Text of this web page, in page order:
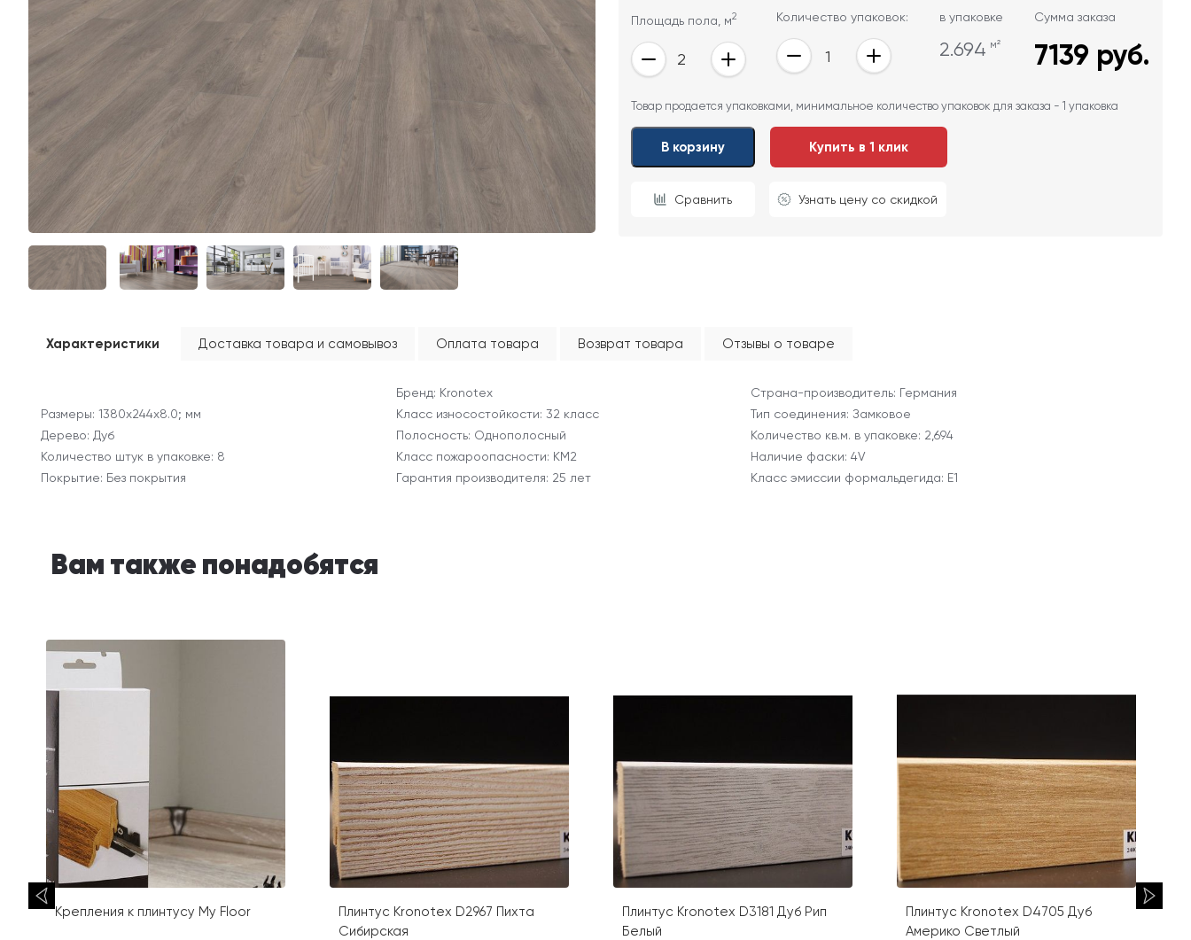
ОТПРАВИТЬ
Ваши данные не будут переданы третьим лицам
Площадь пола, м2 Количество упаковок: в упаковке
2.694 м²
Сумма заказа
7139 руб.
Товар продается упаковками, минимальное количество упаковок для заказа - 1 упаковка
В корзину Купить в 1 клик
Сравнить Узнать цену со скидкой
Характеристики Доставка товара и самовывоз Оплата товара Возврат товара Отзывы о товаре
Бренд: Kronotex
Страна-производитель: Германия
Размеры: 1380х244х8.0; мм
Класс износостойкости: 32 класс
Тип соединения: Замковое
Дерево: Дуб
Полосность: Однополосный
Количество кв.м. в упаковке: 2,694
Количество штук в упаковке: 8
Класс пожароопасности: КМ2
Наличие фаски: 4V
Покрытие: Без покрытия
Гарантия производителя: 25 лет Класс эмиссии формальдегида: E1
Вам также понадобятся
Крепления к плинтусу My Floor
Плинтус Kronotex D2967 Пихта
Сибирская
Плинтус Kronotex D3181 Дуб Рип
Белый
Плинтус Kronotex D4705 Дуб
Америко Светлый